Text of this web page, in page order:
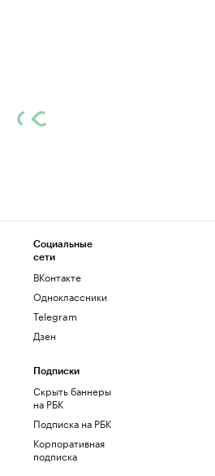
Социальные
сети
ВКонтакте
Одноклассники
Telegram
Дзен
Подписки
Скрыть баннеры
на РБК
Подписка на РБК
Корпоративная
подписка